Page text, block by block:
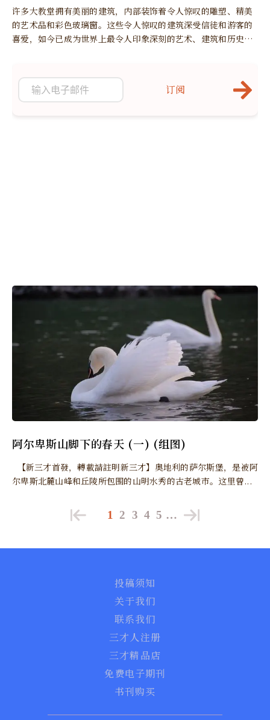
许多大教堂拥有美丽的建筑，内部装饰着令人惊叹的雕塑、精美
的艺术品和彩色玻璃窗。这些令人惊叹的建筑深受信徒和游客的
喜爱，如今已成为世界上最令人印象深刻的艺术、建筑和历史古
阿尔卑斯山脚下的春天 (一) (组图)
【新三才首發，轉載請註明新三才】奥地利的萨尔斯堡，是被阿
尔卑斯北麓山峰和丘陵所包围的山明水秀的古老城市。这里曾...
订阅
1 2 3 4 5 …
投稿须知
关于我们
联系我们
三才人注册
三才精品店
免费电子期刊
书刊购买